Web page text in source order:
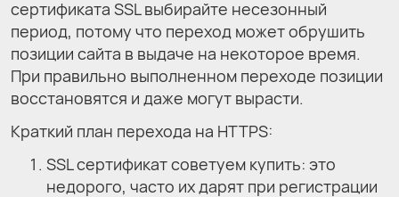
сертификата SSL выбирайте несезонный
период, потому что переход может обрушить
позиции сайта в выдаче на некоторое время.
При правильно выполненном переходе позиции
восстановятся и даже могут вырасти.
Краткий план перехода на HTTPS:
SSL сертификат советуем купить: это
недорого, часто их дарят при регистрации